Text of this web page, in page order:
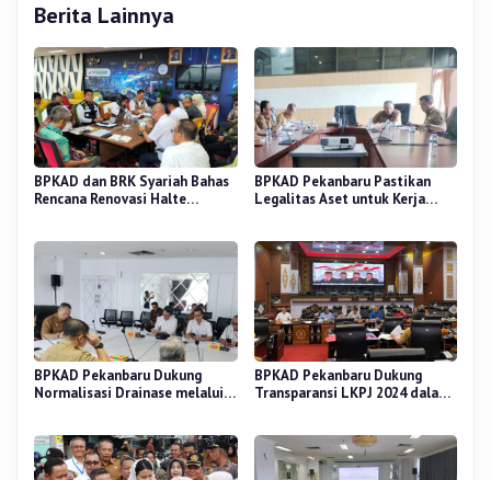
Berita Lainnya
BPKAD dan BRK Syariah Bahas
Rencana Renovasi Halte
BPKAD Pekanbaru Pastikan
Legalitas Aset untuk Kerja
BPKAD Pekanbaru Dukung
Normalisasi Drainase melalui
BPKAD Pekanbaru Dukung
Transparansi LKPJ 2024 dalam